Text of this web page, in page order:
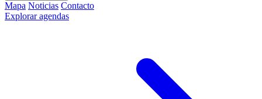
Mapa Noticias Contacto
Explorar agendas